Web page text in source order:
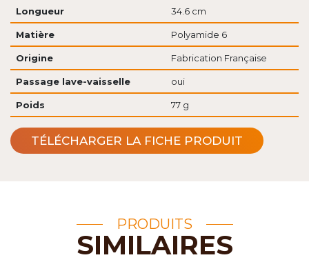
Longueur 34.6 cm
Matière Polyamide 6
Origine Fabrication Française
Passage lave-vaisselle oui
Poids 77 g
TÉLÉCHARGER LA FICHE PRODUIT
PRODUITS
SIMILAIRES